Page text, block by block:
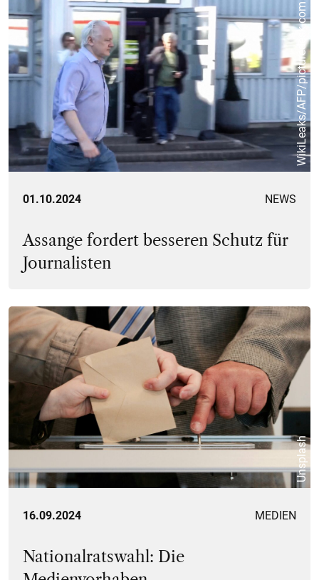
WikiLeaks/AFP/picturedesk.com
01.10.2024 NEWS
Assange fordert besseren Schutz für
Journalisten
Unsplash
16.09.2024 MEDIEN
Nationalratswahl: Die